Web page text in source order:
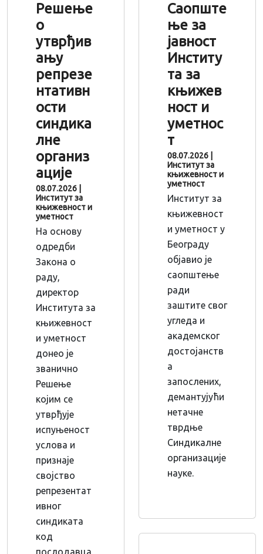
Решење
о
утврђив
ању
репрезе
нтативн
ости
синдика
лне
организ
ације
08.07.2026
Институт за
књижевност и
уметност
На основу
одредби
Закона о
раду,
директор
Института за
књижевност
и уметност
донео је
званично
Решење
којим се
утврђује
испуњеност
услова и
признаје
својство
репрезентат
ивног
синдиката
код
послодавца
Саопште
ње за
јавност
Институ
та за
књижев
ност и
уметнос
т
08.07.2026
Институт за
књижевност и
уметност
Институт за
књижевност
и уметност у
Београду
објавио је
саопштење
ради
заштите свог
угледа и
академског
достојанств
а
запослених,
демантујући
нетачне
тврдње
Синдикалне
организације
науке.